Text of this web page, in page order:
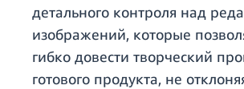
детального контроля над
изображений, которые
гибко довести творческий
готового продукта, не